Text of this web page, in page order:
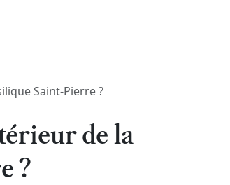
Saint-Pierre ?
de la
?